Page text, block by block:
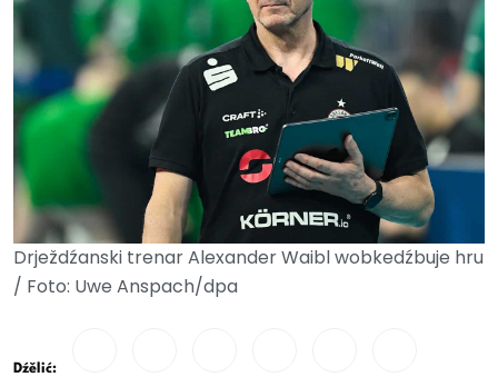
Drježdźanski trenar Alexander Waibl wobkedźbuje hru
/ Foto: Uwe Anspach/dpa
Dźělić: